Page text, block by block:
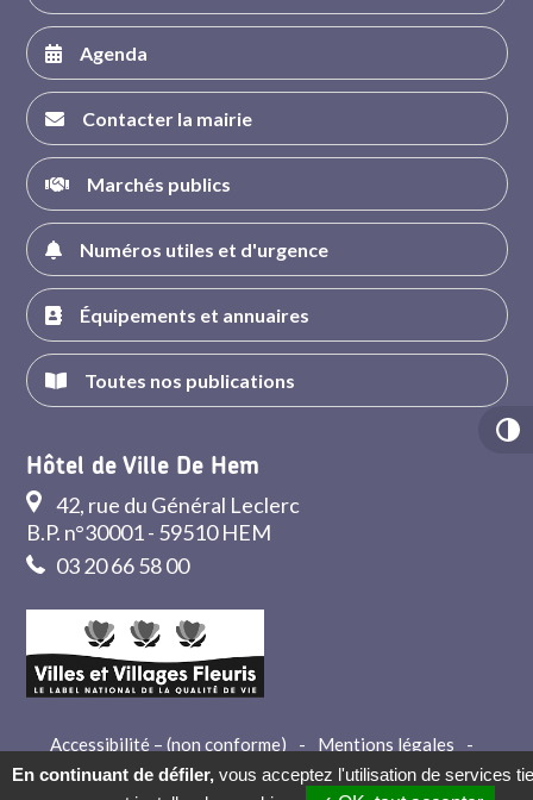
Agenda
Contacter la mairie
Marchés publics
Numéros utiles et d'urgence
Équipements et annuaires
Toutes nos publications
Hôtel de Ville De Hem
42, rue du Général Leclerc
B.P. n°30001 - 59510 HEM
03 20 66 58 00
Accessibilité – (non conforme) - Mentions légales
-
Crédits
- Contact
En continuant de défiler, vous acceptez l'utilisation de services